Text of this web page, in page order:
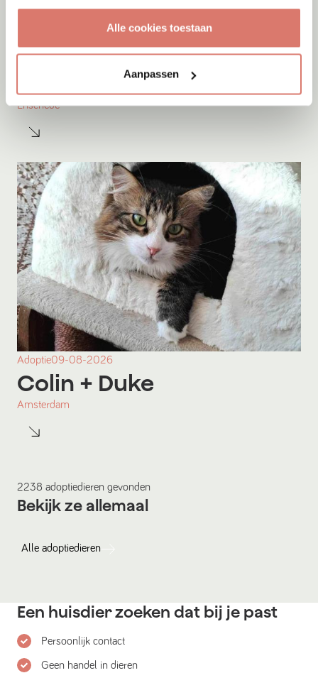
Alle cookies toestaan
Aanpassen
Enschede
Adoptie09-08-2026
Colin + Duke
Amsterdam
2238 adoptiedieren gevonden
Bekijk ze allemaal
Alle adoptiedieren
Een huisdier zoeken dat bij je past
Persoonlijk contact
Geen handel in dieren